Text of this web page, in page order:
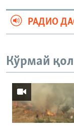
РАДИО
Кўрмай